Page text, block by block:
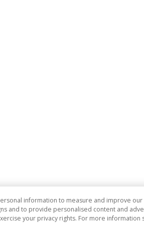
information to measure and improve our
and to provide personalised content and
your privacy rights. For more information